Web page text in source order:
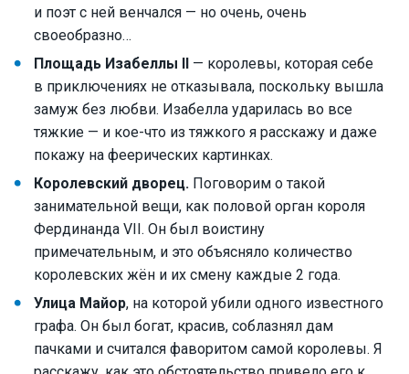
и поэт с ней венчался — но очень, очень
своеобразно…
Площадь Изабеллы II
— королевы, которая себе
в приключениях не отказывала, поскольку вышла
замуж без любви. Изабелла ударилась во все
тяжкие — и кое-что из тяжкого я расскажу и даже
покажу на феерических картинках.
Королевский дворец. Поговорим о такой
занимательной вещи, как половой орган короля
Фердинанда VII. Он был воистину
примечательным, и это объясняло количество
королевских жён и их смену каждые 2 года.
Улица Майор, на которой убили одного известного
графа. Он был богат, красив, соблазнял дам
пачками и считался фаворитом самой королевы. Я